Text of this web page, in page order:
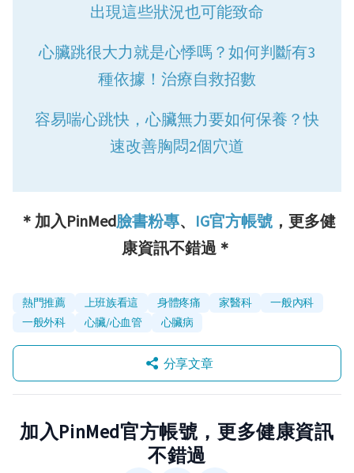
出現這些狀況也可能致命
心臟跳很大力就是心悸嗎？如何判斷有3
種依據！治療自救招數
容易喘心跳快，心臟無力要如何保養？快
速改善胸悶2個穴道
＊加入PinMed臉書粉專、 IG官方帳號，更多健
康資訊不錯過＊
熱門推薦 上班族看這 身體疼痛 家醫科
一般內科
一般外科
心臟/心血管 心臟病
分享文章
加入PinMed官方帳號，更多健康資訊
不錯過